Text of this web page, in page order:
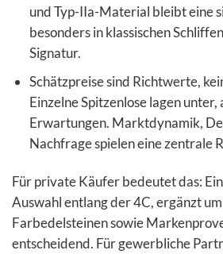
und Typ-IIa-Material bleibt eine
besonders in klassischen
Signatur.
Schätzpreise sind Richtwerte,
Einzelne Spitzenlose lagen
Erwartungen. Marktdynamik,
Nachfrage spielen eine zentrale
Für private Käufer bedeutet das:
Auswahl entlang der 4C, ergänzt
Farbedelsteinen sowie
entscheidend. Für gewerbliche